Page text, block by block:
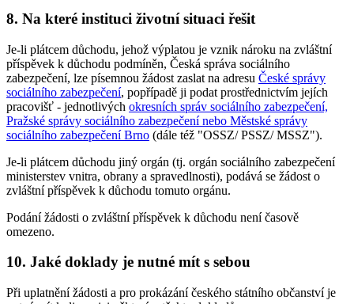
8. Na které instituci životní situaci řešit
Je-li plátcem důchodu, jehož výplatou je vznik nároku na zvláštní
příspěvek k důchodu podmíněn, Česká správa sociálního
zabezpečení, lze písemnou žádost zaslat na adresu České správy
sociálního zabezpečení, popřípadě ji podat prostřednictvím jejích
pracovišť - jednotlivých okresních správ sociálního zabezpečení,
Pražské správy sociálního zabezpečení nebo Městské správy
sociálního zabezpečení Brno (dále též "OSSZ/ PSSZ/ MSSZ").
Je-li plátcem důchodu jiný orgán (tj. orgán sociálního zabezpečení
ministerstev vnitra, obrany a spravedlnosti), podává se žádost o
zvláštní příspěvek k důchodu tomuto orgánu.
Podání žádosti o zvláštní příspěvek k důchodu není časově
omezeno.
10. Jaké doklady je nutné mít s sebou
Při uplatnění žádosti a pro prokázání českého státního občanství je